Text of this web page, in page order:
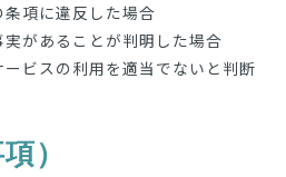
項に違反した場合
があることが判明した場合
ビスの利用を適当でないと判断
）